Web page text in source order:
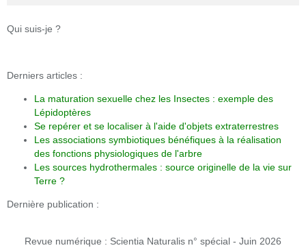
Qui suis-je ?
Derniers articles :
La maturation sexuelle chez les Insectes : exemple des
Lépidoptères
Se repérer et se localiser à l'aide d'objets extraterrestres
Les associations symbiotiques bénéfiques à la réalisation
des fonctions physiologiques de l'arbre
Les sources hydrothermales : source originelle de la vie sur
Terre ?
Dernière publication :
Revue numérique : Scientia Naturalis n° spécial - Juin 2026